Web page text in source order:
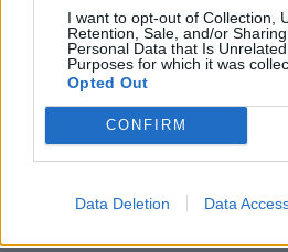
I want to opt-out of Collection,
Retention, Sale, and/or
Personal Data that Is
Purposes for which it was
Opted Out
CONFIRM
Data Deletion Data
Recenzie
Pre tento produkt neboli